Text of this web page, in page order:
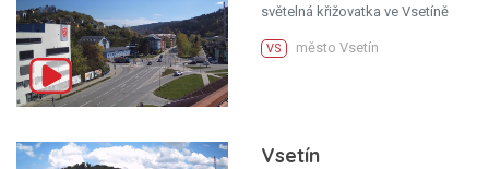
světelná křižovatka ve Vsetíně
VS město Vsetín
Vsetín